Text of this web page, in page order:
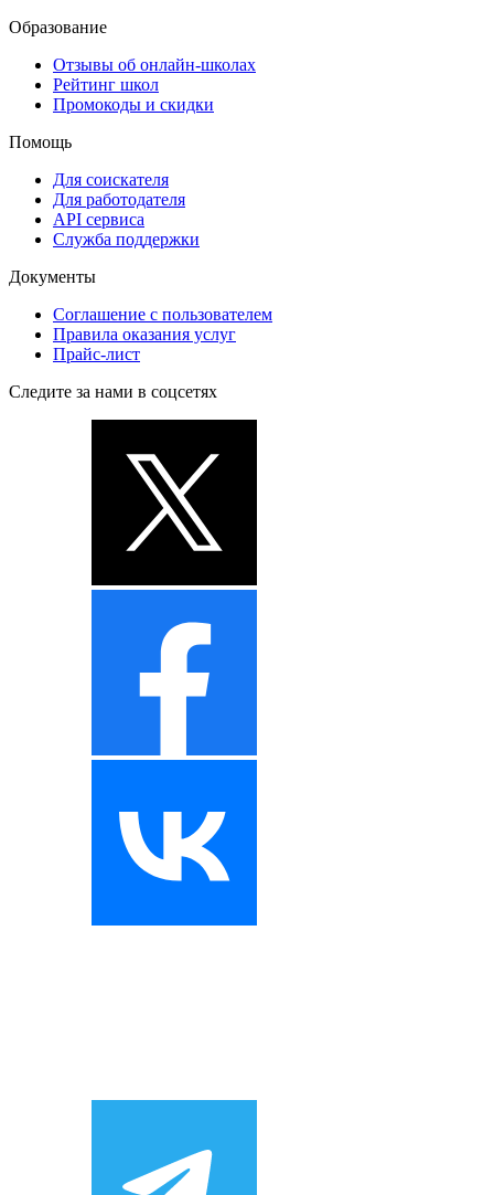
Образование
Отзывы об онлайн-школах
Рейтинг школ
Промокоды и скидки
Помощь
Для соискателя
Для работодателя
API сервиса
Служба поддержки
Документы
Соглашение с пользователем
Правила оказания услуг
Прайс-лист
Следите за нами в соцсетях